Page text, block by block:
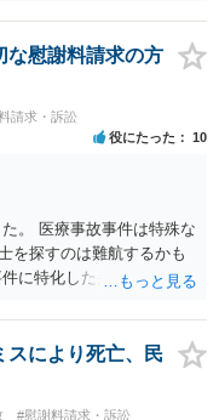
士費用を支払う価値はあ
な慰謝料請求の方
請求・訴訟
役にたった 10
。 医療事故事件は特殊な
を探すのは難航するかも
に特化した弁護士でなく
では過失自体には争いが
ります。 損害額に立証に
ればよいので、対応でき
いては、ご自身で対応さ
スにより死亡、民
#慰謝料請求・訴訟